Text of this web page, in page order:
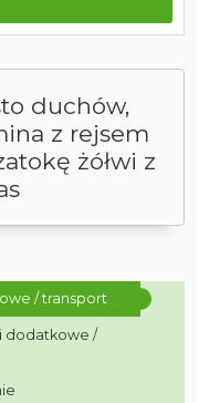
duchów,
z rejsem
żółwi z
/ transport
dodatkowe /